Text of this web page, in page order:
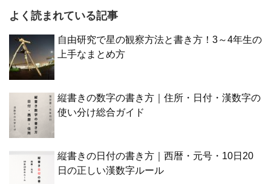
よく読まれている記事
自由研究で星の観察方法と書き方！3～4年生の
上手なまとめ方
縦書きの数字の書き方｜住所・日付・漢数字の
使い分け総合ガイド
縦書きの日付の書き方｜西暦・元号・10日20
日の正しい漢数字ルール